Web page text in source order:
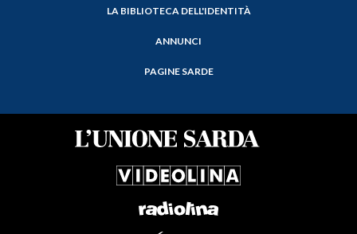
LA BIBLIOTECA DELL'IDENTITÀ
ANNUNCI
PAGINE SARDE